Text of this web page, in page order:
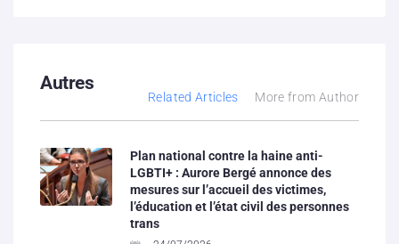
Autres
Related Articles More from Author
Plan national contre la haine anti-
LGBTI+ : Aurore Bergé annonce des
mesures sur l’accueil des victimes,
l’éducation et l’état civil des personnes
trans